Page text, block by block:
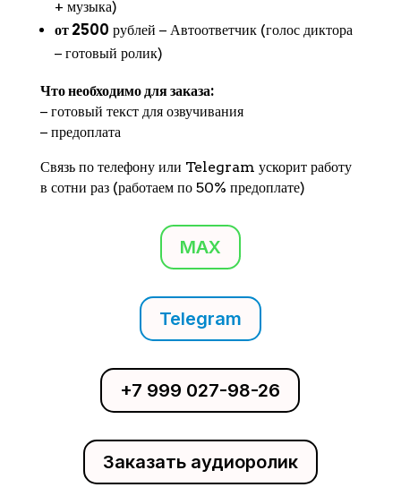
+ музыка)
от 2500 рублей − Автоответчик (голос диктора
− готовый ролик)
Что необходимо для заказа:
− готовый текст для озвучивания
− предоплата
Связь по телефону или Telegram ускорит работу
в сотни раз (работаем по 50% предоплате)
MAX
Telegram
+7 999 027-98-26
Заказать аудиоролик